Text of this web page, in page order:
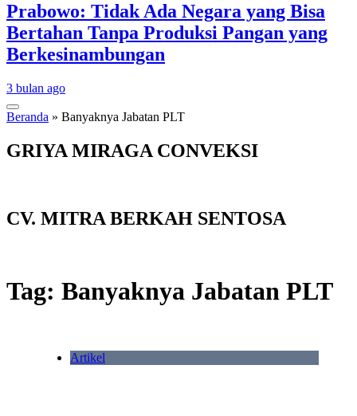
Prabowo: Tidak Ada Negara yang Bisa
Bertahan Tanpa Produksi Pangan yang
Berkesinambungan
3 bulan ago
Beranda » Banyaknya Jabatan PLT
GRIYA MIRAGA CONVEKSI
CV. MITRA BERKAH SENTOSA
Tag: Banyaknya Jabatan PLT
Artikel